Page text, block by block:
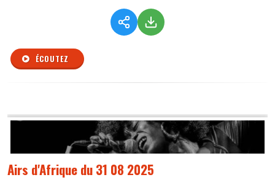
ÉCOUTEZ
Airs d'Afrique du 31 08 2025